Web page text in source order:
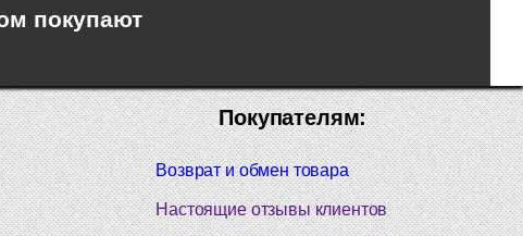
покупают
Покупателям:
Возврат и обмен товара
Настоящие отзывы клиентов